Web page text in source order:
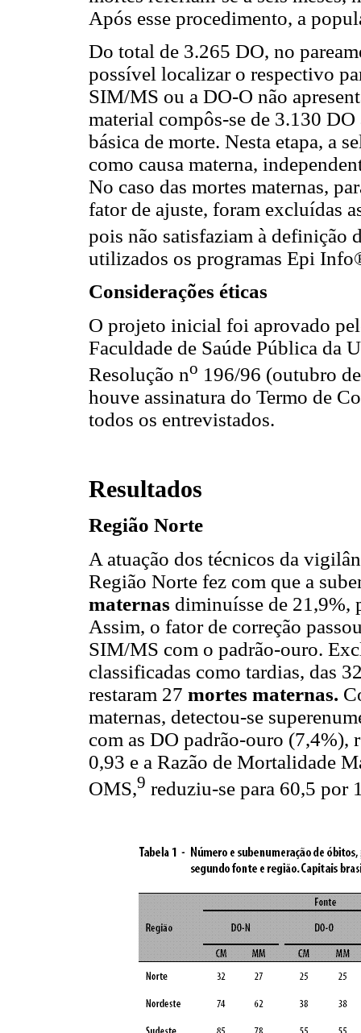
Após esse procedimento, a
Do total de 3.265 DO, no
possível localizar o respectivo
SIM/MS ou a DO-O não
material compôs-se de 3.130 DO
básica de morte. Nesta etapa, a
como causa materna,
No caso das mortes maternas,
fator de ajuste, foram excluídas
pois não satisfaziam à definição
utilizados os programas Epi
Considerações éticas
O projeto inicial foi aprovado
Faculdade de Saúde Pública da
Resolução no 196/96 (outubro
houve assinatura do Termo de
todos os entrevistados.
Resultados
Região Norte
A atuação dos técnicos da
Região Norte fez com que a
maternas diminuísse de
Assim, o fator de correção
SIM/MS com o padrão-ouro.
classificadas como tardias, das
restaram 27 mortes maternas.
maternas, detectou-se
com as DO padrão-ouro (7,4%),
0,93 e a Razão de Mortalidade
OMS,9 reduziu-se para 60,5 por